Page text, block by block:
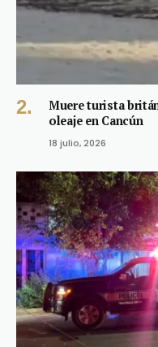
Muere turista
oleaje en Cancún
18 julio, 2026